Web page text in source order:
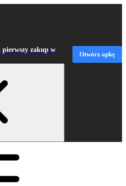
pierwszy zakup w
Otwórz apkę